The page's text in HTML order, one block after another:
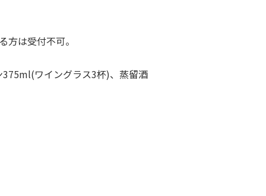
は受付不可。
ワイングラス3杯)、蒸留酒